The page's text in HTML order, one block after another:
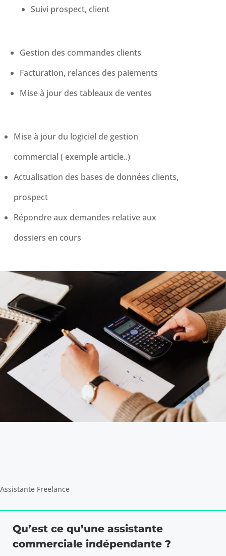
Suivi prospect, client
Gestion des commandes clients
Facturation, relances des paiements
Mise à jour des tableaux de ventes
Mise à jour du logiciel de gestion
commercial ( exemple article..)
Actualisation des bases de données clients,
prospect
Répondre aux demandes relative aux
dossiers en cours
Assistante Freelance
Qu’est ce qu’une assistante
commerciale indépendante ?